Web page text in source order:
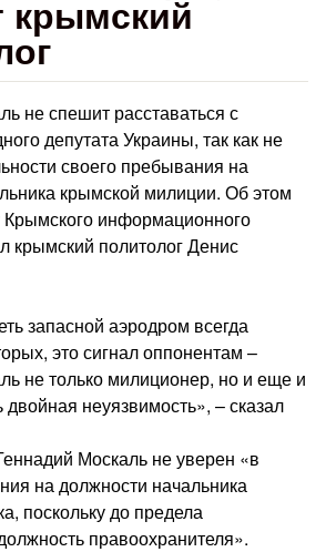
крымский
не спешит расставаться с
депутата Украины, так как не
своего пребывания на
крымской милиции. Об этом
Крымского информационного
крымский политолог Денис
запасной аэродром всегда
это сигнал оппонентам –
не только милиционер, но и еще и
двойная неуязвимость», – сказал
Москаль не уверен «в
на должности начальника
поскольку до предела
правоохранителя».